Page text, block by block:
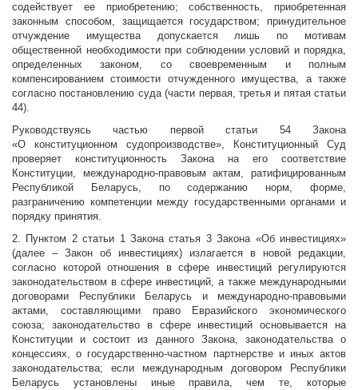
содействует ее приобретению; собственность, приобретенная
законным способом, защищается государством; принудительное
отчуждение имущества допускается лишь по мотивам
общественной необходимости при соблюдении условий и порядка,
определенных законом, со своевременным и полным
компенсированием стоимости отчужденного имущества, а также
согласно постановлению суда (части первая, третья и пятая статьи
44).
Руководствуясь частью первой статьи 54 Закона
«О конституционном судопроизводстве», Конституционный Суд
проверяет конституционность Закона на его соответствие
Конституции, международно-правовым актам, ратифицированным
Республикой Беларусь, по содержанию норм, форме,
разграничению компетенции между государственными органами и
порядку принятия.
2. Пунктом 2 статьи 1 Закона статья 3 Закона «Об инвестициях»
(далее – Закон об инвестициях) излагается в новой редакции,
согласно которой отношения в сфере инвестиций регулируются
законодательством в сфере инвестиций, а также международными
договорами Республики Беларусь и международно-правовыми
актами, составляющими право Евразийского экономического
союза; законодательство в сфере инвестиций основывается на
Конституции и состоит из данного Закона, законодательства о
концессиях, о государственно-частном партнерстве и иных актов
законодательства; если международным договором Республики
Беларусь установлены иные правила, чем те, которые